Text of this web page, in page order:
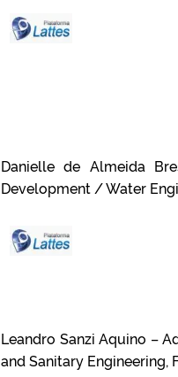
Danielle de Almeida
Development / Water
Leandro Sanzi Aquino –
and Sanitary Engineering,